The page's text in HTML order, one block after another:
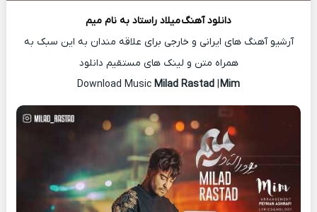
دانلود آهنگمیلاد راستاد به نام میم
آرشیو آهنگ های ایرانی و خارجی برای علاقه مندان به این سبک به
همراه متن و لینک های مستقیم دانلود
Download Music
Milad Rastad| Mim